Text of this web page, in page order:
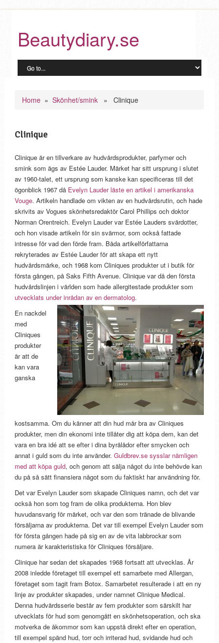
Beautydiary.se
Home »Skönhet/smink » Clinique
Clinique
Clinique är en tillverkare av hudvårdsprodukter, parfymer och
smink som ägs av Estée Lauder. Märket har sitt ursprung i slutet
av 1960-talet, ett ursprung som kanske kan specificeras till det
ögonblick 1967 då Evelyn Lauder läste en artikel i amerikanska
Vouge. Artikeln handlade om vikten av en hudvårdsrutin, och hade
skrivits av Vogues skönhetsredaktör Carol Phillips och doktor
Norman Orentreich. Evelyn Lauder var Estée Lauders svärdotter,
och hon visade artikeln för sin svärmor, som också fattade
intresse för vad den förde fram. Båda artikelförfattarna
rekryterades av Estée Lauder för att skapa ett nytt
hudvårdsmärke, och 1968 kom Cliniques produkter ut i butik för
första gången, på Saks Fifth Avenue. Clinique var då den första
hudvårdslinjen i världen som hade allergitestade produkter som
utvecklats under inrådan av en dermatolog.
En nackdel
med
Cliniques
produkter
är att de
kan vara
ganska
kostsamma. Om du känner att din hud mår bra av Cliniques
produkter, men din ekonomi inte tillåter dig att köpa dem, kan det
vara en bra idé att se efter i dina byrålådor efter smycken och
annat i guld som du inte använder.Guldbrev.se sysslar nämligen
med att köpa guld, och genom att sälja något du inte behövde kan
du på så sätt finansiera något som du faktiskt har användning för.
Det var Evelyn Lauder som skapade Cliniques namn, och det var
också hon som tog fram de olika produkterna. Hon blev
huvudansvarig för märket, och var den som tränade de blivande
försäljarna av produkterna. Det var till exempel Evelyn Lauder som
för första gången hade på sig en av de vita labbrockar som
numera är karakteristiska för Cliniques försäljare.
Clinique har sedan det skapades 1968 fortsatt att utvecklas. År
2008 inledde företaget till exempel ett samarbete med Allergan,
företaget som tagit fram Botox. Samarbetet resulterade i att en ny
linje av produkter skapades, under namnet Clinique Medical.
Denna hudvårdsserie består av fem produkter som särskilt har
utvecklats för hud som genomgått en skönhetsoperation, och ska
motverka de åkommor som kan uppstå direkt efter en operation,
till exempel spänd hud, torr och irriterad hud, svidande hud och